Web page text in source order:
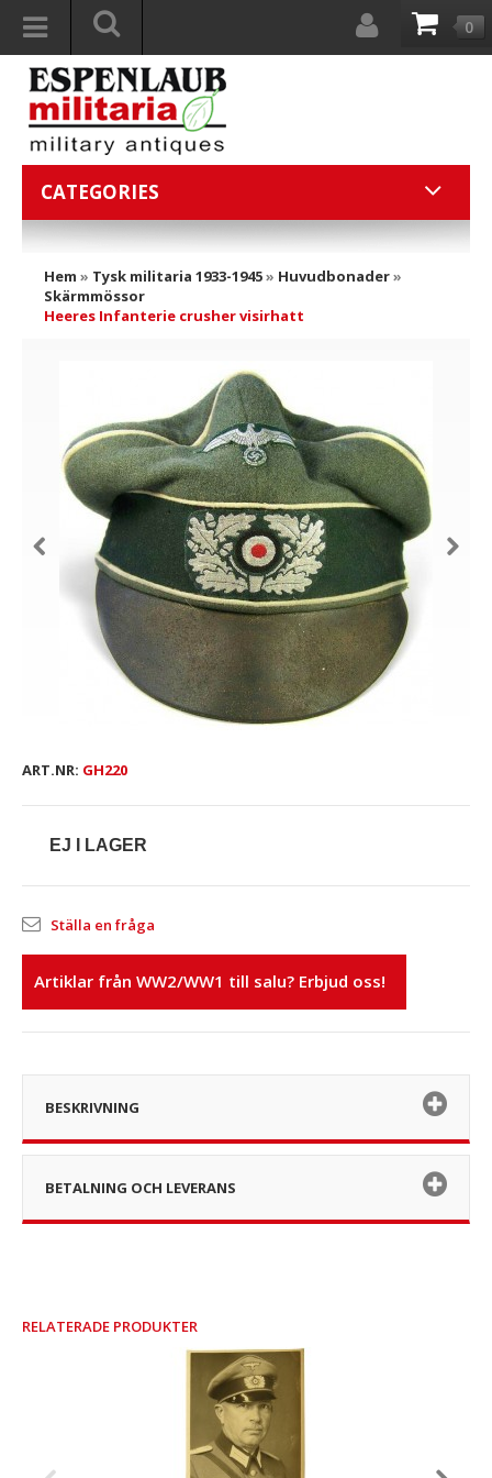
0
CATEGORIES
Hem » Tysk militaria 1933-1945» Huvudbonader»
Skärmmössor
Heeres Infanterie crusher visirhatt
ART.NR: GH220
EJ I LAGER
Ställa en fråga
Artiklar från WW2/WW1 till salu? Erbjud oss!
BESKRIVNING
BETALNING OCH LEVERANS
RELATERADE PRODUKTER